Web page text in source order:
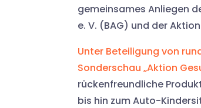
gemeinsames Anliegen
e. V. (BAG) und der
Unter Beteiligung von
Sonderschau „Aktion
rückenfreundliche
bis hin zum Auto-